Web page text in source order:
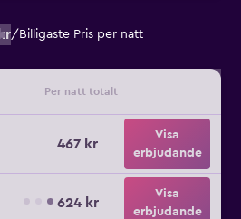
/ Billigaste Pris per natt
Per natt totalt
467 kr
Visa
erbjudande
624 kr
Visa
erbjudande